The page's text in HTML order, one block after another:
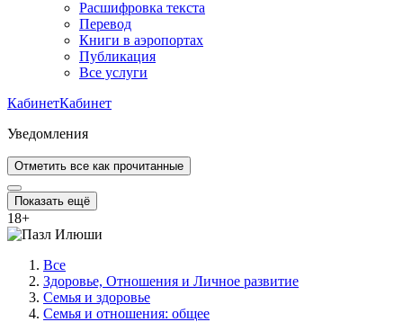
Расшифровка текста
Перевод
Книги в аэропортах
Публикация
Все услуги
КабинетКабинет
Уведомления
Отметить все как прочитанные
Показать ещё
18+
Все
Здоровье, Отношения и Личное развитие
Семья и здоровье
Семья и отношения: общее